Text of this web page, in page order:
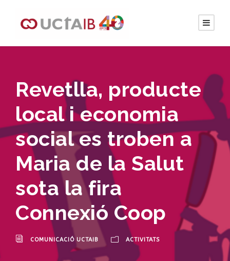
Revetlla, producte
local i economia
social es troben a
Maria de la Salut
sota la fira
Connexió Coop
COMUNICACIÓ UCTAIB ACTIVITATS